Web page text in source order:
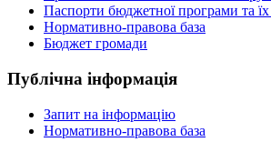
Паспорти бюджетної програми та
Нормативно-правова база
Бюджет громади
Публічна інформація
Запит на інформацію
Нормативно-правова база